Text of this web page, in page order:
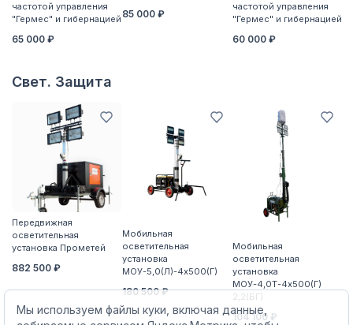
частотой управления
"Гермес" и гибернацией
65 000 ₽
85 000 ₽
частотой управления
"Гермес" и гибернацией
60 000 ₽
Свет. Защита
Передвижная
осветительная
установка Прометей
882 500 ₽
Мобильная
осветительная
установка
МОУ-5,0(Л)-4х500(Г)
180 500 ₽
Мобильная
осветительная
установка
МОУ-4,0Т-4х500(Г)
2,2(БГ)
104 100 ₽
Мы используем файлы куки, включая данные,